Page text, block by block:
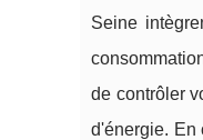
Seine
de contrôler
d'énergie. En